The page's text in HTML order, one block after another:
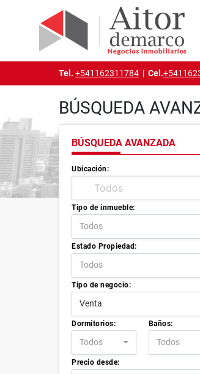
Tel. +541162311784 | Cel.
BÚSQUEDA
BÚSQUEDA AVANZADA
Ubicación:
Tipo de inmueble:
Todos
Estado Propiedad:
Todos
Tipo de negocio:
Venta
Dormitorios:
Todos
Baños:
Todos
Precio desde: